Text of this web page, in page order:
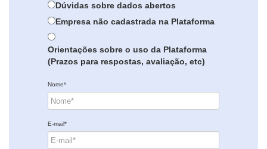
Dúvidas sobre dados abertos
Empresa não cadastrada na Plataforma
Orientações sobre o uso da Plataforma
(Prazos para respostas, avaliação, etc)
Nome*
E-mail*